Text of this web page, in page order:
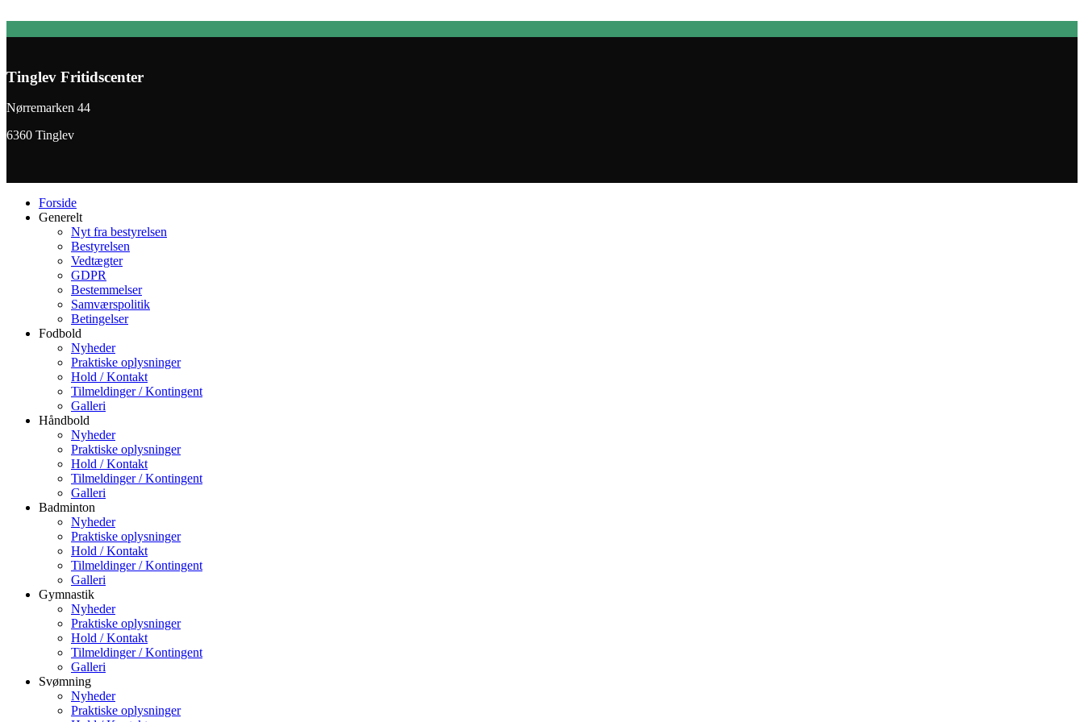
Tinglev Fritidscenter
Nørremarken 44
6360 Tinglev
Forside
Generelt
Nyt fra bestyrelsen
Bestyrelsen
Vedtægter
GDPR
Bestemmelser
Samværspolitik
Betingelser
Fodbold
Nyheder
Praktiske oplysninger
Hold / Kontakt
Tilmeldinger / Kontingent
Galleri
Håndbold
Nyheder
Praktiske oplysninger
Hold / Kontakt
Tilmeldinger / Kontingent
Galleri
Badminton
Nyheder
Praktiske oplysninger
Hold / Kontakt
Tilmeldinger / Kontingent
Galleri
Gymnastik
Nyheder
Praktiske oplysninger
Hold / Kontakt
Tilmeldinger / Kontingent
Galleri
Svømning
Nyheder
Praktiske oplysninger